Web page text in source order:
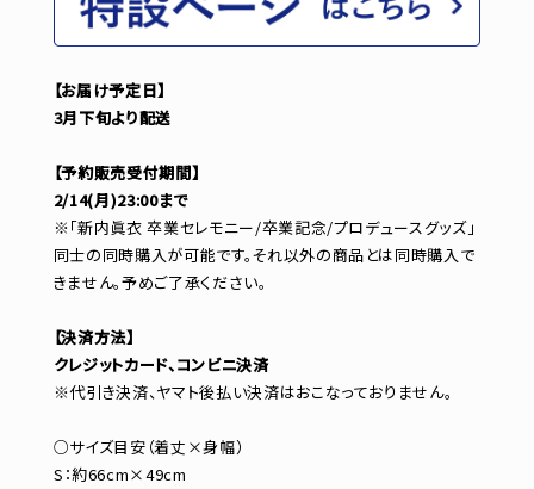
【お届け予定日】
3月下旬より配送
【予約販売受付期間】
2/14(月)23:00まで
※「新内眞衣 卒業セレモニー/卒業記念/プロデュースグッズ」
同士の同時購入が可能です。それ以外の商品とは同時購入で
きません。予めご了承ください。
【決済方法】
クレジットカード、コンビニ決済
※代引き決済、ヤマト後払い決済はおこなっておりません。
○サイズ目安（着丈×身幅）
S：約66cm×49cm